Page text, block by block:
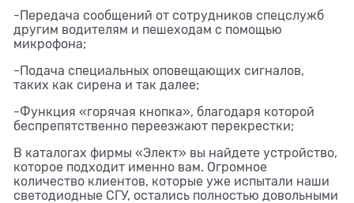
-Передача сообщений от сотрудников спецслужб
другим водителям и пешеходам с помощью
микрофона;
-Подача специальных оповещающих сигналов,
таких как сирена и так далее;
-Функция «горячая кнопка», благодаря которой
беспрепятственно переезжают перекрестки;
В каталогах фирмы «Элект» вы найдете устройство,
которое подходит именно вам. Огромное
количество клиентов, которые уже испытали наши
светодиодные СГУ, остались полностью довольными